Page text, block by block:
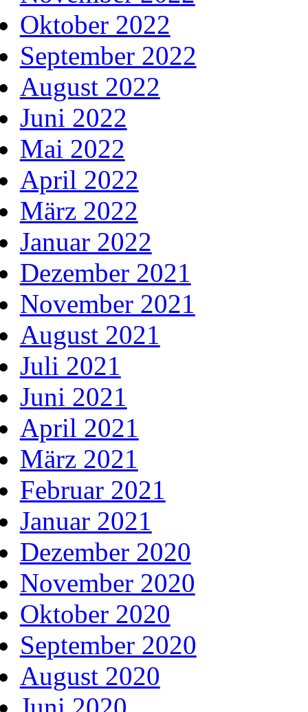
Oktober 2022
September 2022
August 2022
Juni 2022
Mai 2022
April 2022
März 2022
Januar 2022
Dezember 2021
November 2021
August 2021
Juli 2021
Juni 2021
April 2021
März 2021
Februar 2021
Januar 2021
Dezember 2020
November 2020
Oktober 2020
September 2020
August 2020